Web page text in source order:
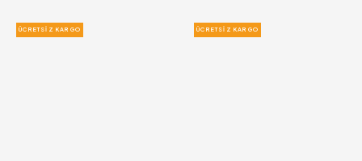
ÜCRETSIZ KARGO ÜCRETSIZ KARGO